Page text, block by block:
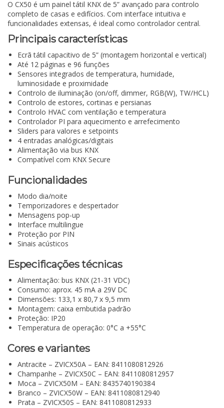
O CX50 é um painel tátil KNX de 5” avançado para controlo
completo de casas e edifícios. Com interface intuitiva e
funcionalidades extensas, é ideal como controlador central.
Principais características
Ecrã tátil capacitivo de 5” (montagem horizontal e vertical)
Até 12 páginas e 96 funções
Sensores integrados de temperatura, humidade,
luminosidade e proximidade
Controlo de iluminação (on/off, dimmer, RGB(W), TW/HCL)
Controlo de estores, cortinas e persianas
Controlo HVAC com ventilação e temperatura
Controlador PI para aquecimento e arrefecimento
Sliders para valores e setpoints
4 entradas analógicas/digitais
Alimentação via bus KNX
Compatível com KNX Secure
Funcionalidades
Modo dia/noite
Temporizadores e despertador
Mensagens pop-up
Interface multilingue
Proteção por PIN
Sinais acústicos
Especificações técnicas
Alimentação: bus KNX (21-31 VDC)
Consumo: aprox. 45 mA a 29V DC
Dimensões: 133,1 x 80,7 x 9,5 mm
Montagem: caixa embutida padrão
Proteção: IP20
Temperatura de operação: 0°C a +55°C
Cores e variantes
Antracite – ZVICX50A – EAN: 8411080812926
Champanhe – ZVICX50C – EAN: 8411080812957
Moca – ZVICX50M – EAN: 8435740190384
Branco – ZVICX50W – EAN: 8411080812940
Prata – ZVICX50S – EAN: 8411080812933